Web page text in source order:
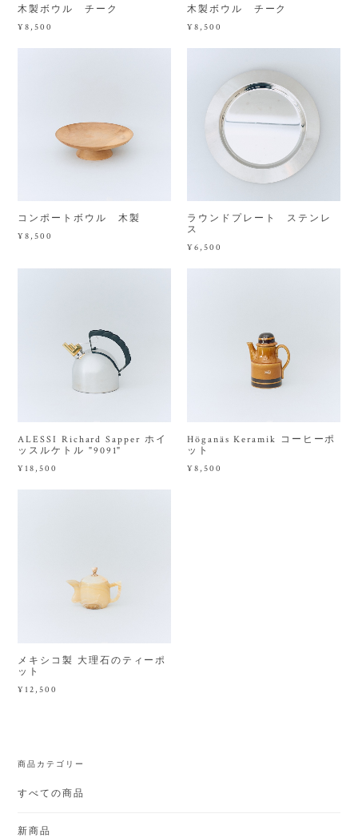
木製ボウル チーク
¥8,500
木製ボウル チーク
¥8,500
コンポートボウル 木製
¥8,500
ラウンドプレート ステンレ
ス
¥6,500
ALESSI Richard Sapper ホイ
ッスルケトル "9091"
¥18,500
Höganäs Keramik コーヒーポ
ット
¥8,500
メキシコ製 大理石のティーポ
ット
¥12,500
商品カテゴリー
すべての商品
新商品